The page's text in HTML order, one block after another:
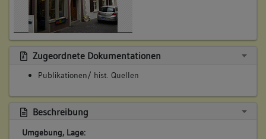
Zugeordnete Dokumentationen
Publikationen/ hist. Quellen
Beschreibung
Umgebung, Lage: